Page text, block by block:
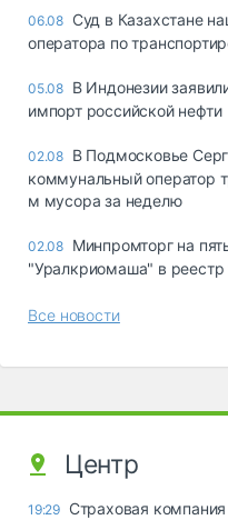
06.08 Суд в Казахстане
оператора по
05.08 В Индонезии
импорт российской нефти
02.08 В Подмосковье
коммунальный оператор
м мусора за неделю
02.08 Минпромторг на
"Уралкриомаша" в
Все новости
Центр
19:29 Страховая